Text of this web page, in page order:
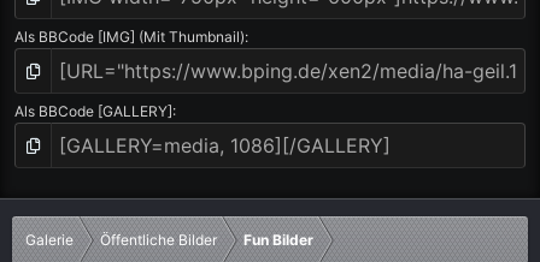
Als BBCode [IMG] (Mit Thumbnail)
Als BBCode [GALLERY]
Galerie Öffentliche Bilder Fun Bilder